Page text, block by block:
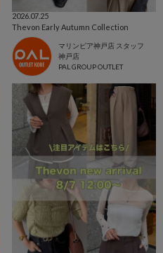
2026.07.25
Thevon Early Autumn Collection
マリンピア神戸店 スタッフ
神戸店
PAL GROUP OUTLET